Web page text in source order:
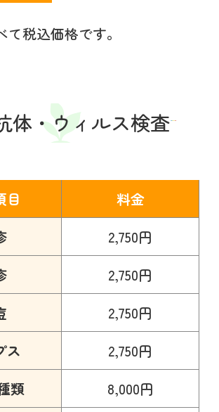
税込価格です。
体・ウィルス検査
目
料金
2,750円
2,750円
2,750円
ス
2,750円
類
8,000円